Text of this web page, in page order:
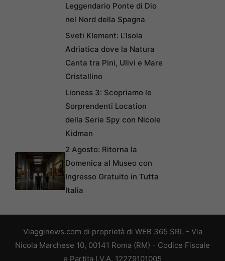
Leggendario Ponte di Dio
nel Nord della Spagna
Sveti Klement: L’Isola
Adriatica dove la Natura
Canta tra Pini, Ulivi e Mare
Cristallino
Lioness 3: Scopriamo le
Sorprendenti Location
della Serie Spy con Nicole
Kidman
2 Agosto: Ritorna la
Domenica al Museo con
Ingresso Gratuito in Tutta
Italia
Viagginews.com di proprietà di WEB 365 SRL - Via
Nicola Marchese 10, 00141 Roma (RM) - Codice Fiscale
e Partita I.V.A. 12279101005